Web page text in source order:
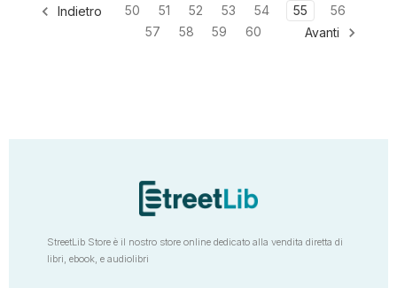
Indietro 50 51 52 53 54 55
56
57
58 59 60 Avanti
StreetLib Store è il nostro store online dedicato alla vendita diretta di
libri, ebook, e audiolibri